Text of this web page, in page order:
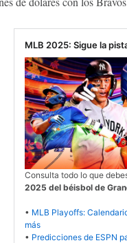
MLB 2025: Sigue la
Consulta todo lo que
2025 del béisbol de
• MLB Playoffs:
más
• Predicciones de ESPN